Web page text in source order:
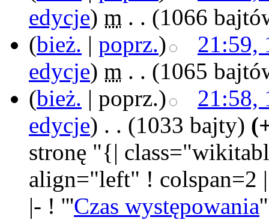
edycje) m . . (1066
(bież. | poprz.)
21:59,
edycje) m . . (1065
(bież. | poprz.)
21:58,
edycje) . . (1033 bajty)
stronę "{|
align="left" ! colspan=2
|- ! '''Czas występowania